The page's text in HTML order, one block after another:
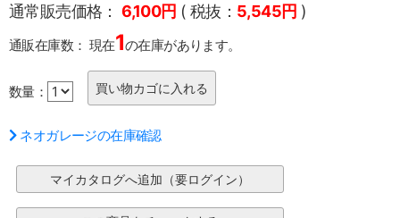
通常販売価格： 6,100円 ( 税抜： 5,545円 )
通販在庫数： 現在1の在庫があります。
数量：
ネオガレージの在庫確認